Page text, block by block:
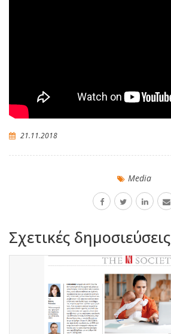
21.11.2018
Media
Σχετικές δημοσιεύσεις